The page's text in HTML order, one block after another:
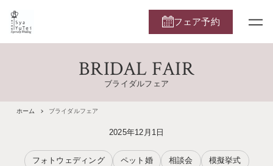
フェア予約
BRIDAL FAIR
ブライダルフェア
ホーム ブライダルフェア
2025年12月1日
フォトウェディング ペット婚 相談会 模擬挙式